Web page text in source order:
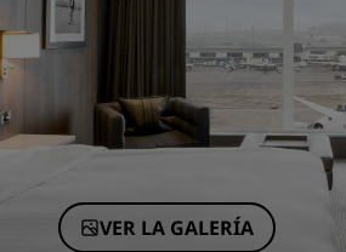
Marcas afiliadas en China
VER LA GALERÍA